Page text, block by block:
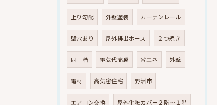
上り勾配 外壁塗装 カーテンレール
壁穴あり 屋外排出ホース ２つ続き
同一階 電気代高騰 省エネ 外壁
電材 高気密住宅 野洲市
エアコン交換 屋外化粧カバー２階～１階